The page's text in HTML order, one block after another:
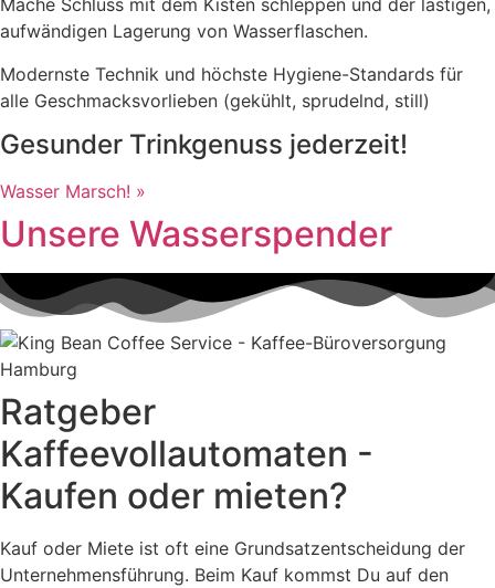
Mache Schluss mit dem Kisten schleppen und der lästigen,
aufwändigen Lagerung von Wasserflaschen.
Modernste Technik und höchste Hygiene-Standards für
alle Geschmacksvorlieben (gekühlt, sprudelnd, still)
Gesunder Trinkgenuss jederzeit!
Wasser Marsch! »
Unsere Wasserspender
Ratgeber
Kaffeevollautomaten -
Kaufen oder mieten?
Kauf oder Miete ist oft eine Grundsatzentscheidung der
Unternehmensführung. Beim Kauf kommst Du auf den